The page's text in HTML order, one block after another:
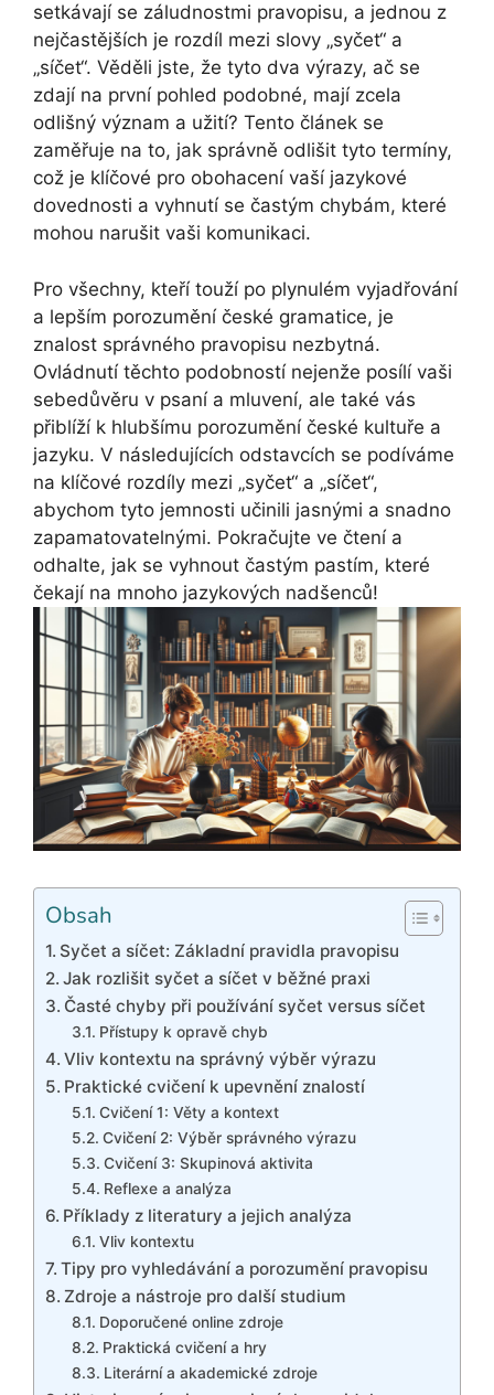
setkávají se záludnostmi pravopisu, a jednou z
nejčastějších je rozdíl mezi slovy „syčet“ a
„síčet“. Věděli jste, že tyto dva výrazy, ač se
zdají na první pohled podobné, mají zcela
odlišný význam a užití? Tento článek se
zaměřuje na to, jak správně odlišit tyto termíny,
což je klíčové pro obohacení vaší jazykové
dovednosti a vyhnutí se častým chybám, které
mohou narušit vaši komunikaci.
Pro všechny, kteří touží po plynulém vyjadřování
a lepším porozumění české gramatice, je
znalost správného pravopisu nezbytná.
Ovládnutí těchto podobností nejenže posílí vaši
sebedůvěru v psaní a mluvení, ale také vás
přiblíží k hlubšímu porozumění české kultuře a
jazyku. V následujících odstavcích se podíváme
na klíčové rozdíly mezi „syčet“ a „síčet“,
abychom tyto jemnosti učinili jasnými a snadno
zapamatovatelnými. Pokračujte ve čtení a
odhalte, jak se vyhnout častým pastím, které
čekají na mnoho jazykových nadšenců!
Obsah
Syčet a síčet: Základní pravidla pravopisu
Jak rozlišit syčet a síčet v běžné praxi
Časté chyby při používání syčet versus síčet
Přístupy k opravě chyb
Vliv kontextu na správný výběr výrazu
Praktické cvičení k upevnění znalostí
Cvičení 1: Věty a kontext
Cvičení 2: Výběr správného výrazu
Cvičení 3: Skupinová aktivita
Reflexe a analýza
Příklady z literatury a jejich analýza
Vliv kontextu
Tipy pro vyhledávání a porozumění pravopisu
Zdroje a nástroje pro další studium
Doporučené online zdroje
Praktická cvičení a hry
Literární a akademické zdroje